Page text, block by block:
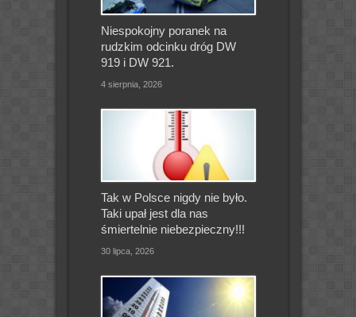
Niespokojny poranek na
rudzkim odcinku dróg DW
919 i DW 921.
4 sierpnia, 2026
Tak w Polsce nigdy nie było.
Taki upał jest dla nas
śmiertelnie niebezpieczny!!!
30 lipca, 2026